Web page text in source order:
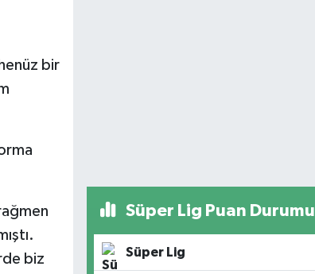
bir
biz
Süper Lig Puan Durumu
Süper Lig